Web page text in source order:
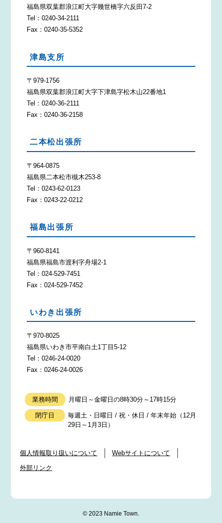
福島県双葉郡浪江町大字幾世橋字六反田7-2
Tel：0240-34-2111
Fax：0240-35-5352
津島支所
〒979-1756
福島県双葉郡浪江町大字下津島字松木山22番地1
Tel：0240-36-2111
Fax：0240-36-2158
二本松出張所
〒964-0875
福島県二本松市槻木253-8
Tel：0243-62-0123
Fax：0243-22-0212
福島出張所
〒960-8141
福島県福島市渡利字舟場2-1
Tel：024-529-7451
Fax：024-529-7452
いわき出張所
〒970-8025
福島県いわき市平南白土1丁目5-12
Tel：0246-24-0020
Fax：0246-24-0026
業務時間 月曜日～金曜日の8時30分～17時15分
閉庁日
毎週土・日曜日 / 祝・休日 / 年末年始（12月
29日～1月3日）
個人情報取り扱いについて
Webサイトについて
外部リンク
© 2023 Namie Town.